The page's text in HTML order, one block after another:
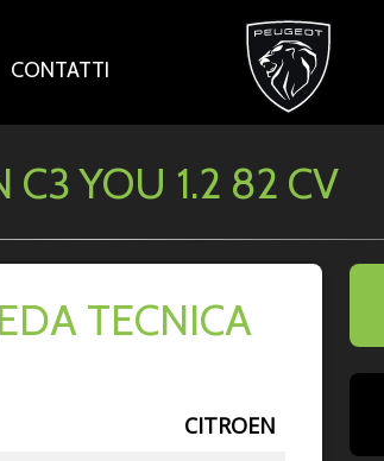
CONTATTI
C3 YOU 1.2 82 CV
TECNICA
CITROEN